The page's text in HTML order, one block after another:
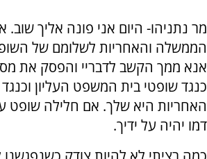
מר נתניהו- היום אני פונה אליך
הממשלה והאחריות לשלומם של
אנא ממך הקשב לדבריי והפסק את
כנגד שופטי בית המשפט העליון
האחריות היא שלך. אם חלילה שופט
דמו יהיה על ידיך.